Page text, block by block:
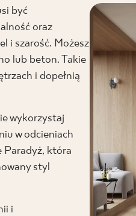
być
oraz
i szarość. Możesz
lub beton. Takie
i dopełnią
wykorzystaj
w odcieniach
Paradyż, która
styl
i